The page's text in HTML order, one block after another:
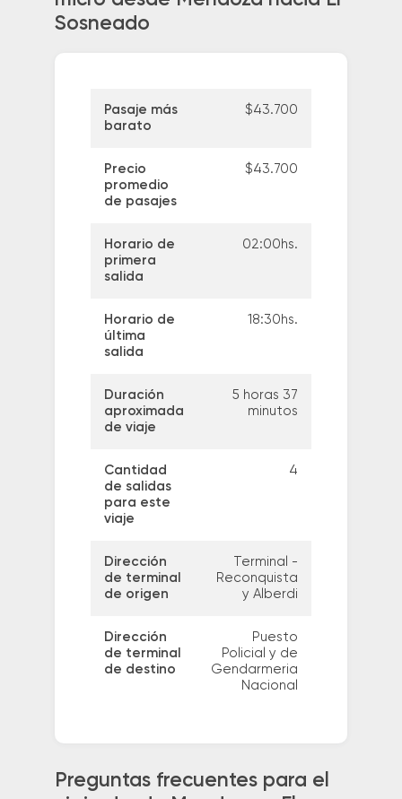
Sosneado
Pasaje más
barato
$43.700
Precio
promedio
de pasajes
$43.700
Horario de
primera
salida
02:00hs.
Horario de
última
salida
18:30hs.
Duración
aproximada
de viaje
5 horas 37
minutos
Cantidad
de salidas
para este
viaje
4
Dirección
de terminal
de origen
Terminal -
Reconquista
y Alberdi
Dirección
de terminal
de destino
Puesto
Policial y de
Gendarmeria
Nacional
Preguntas frecuentes para el